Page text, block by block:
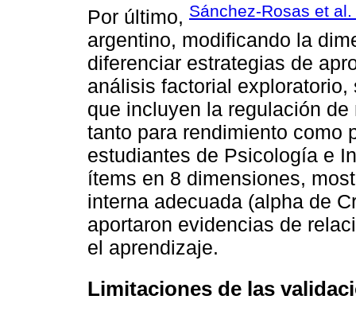
Por último, Sánchez-Rosas et
argentino, modificando la
diferenciar estrategias de
análisis factorial
que incluyen la regulación
tanto para rendimiento como
estudiantes de Psicología e
ítems en 8 dimensiones,
interna adecuada (alpha de
aportaron evidencias de
el aprendizaje.
Limitaciones de las